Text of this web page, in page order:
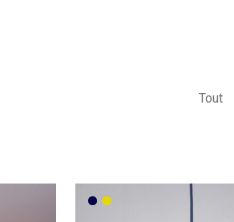
Tout